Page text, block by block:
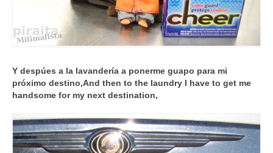
Y despúes a la lavandería a ponerme guapo para mi
próximo destino,And then to the laundry I have to get me
handsome for my next destination,